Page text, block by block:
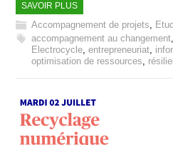
SAVOIR PLUS
Accompagnement de projets,
accompagnement au changement,
Electrocycle,entrepreneuriat,
optimisation de ressources,